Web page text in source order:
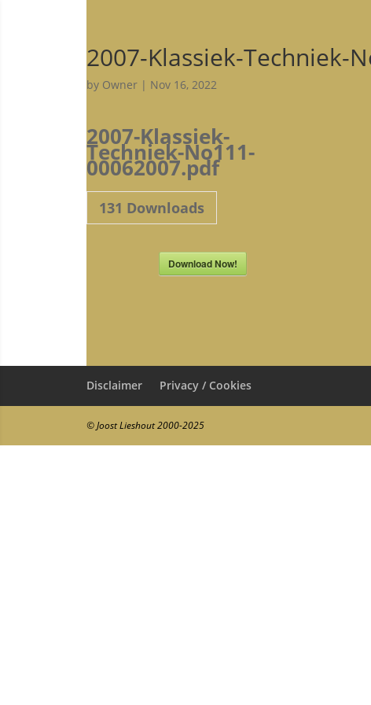
2007-Klassiek-Techniek-
by Owner| Nov 16, 2022
2007-Klassiek-
Techniek-No111-
00062007.pdf
131 Downloads
Download Now!
Disclaimer Privacy / Cookies
© Joost Lieshout 2000-2025